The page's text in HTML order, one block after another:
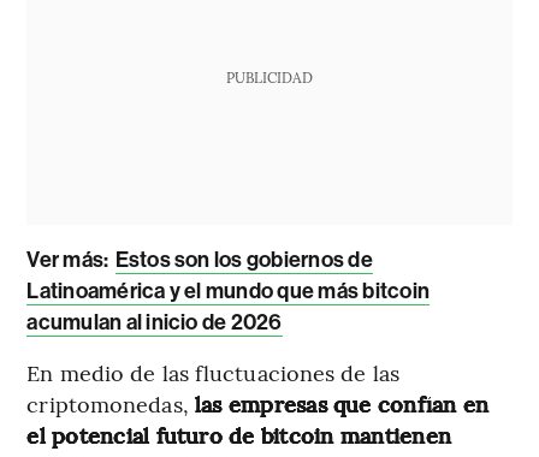
PUBLICIDAD
Ver más: Estos son los gobiernos de
Latinoamérica y el mundo que más bitcoin
acumulan al inicio de 2026
En medio de las fluctuaciones de las
criptomonedas, las empresas que confían en
el potencial futuro de bitcoin mantienen